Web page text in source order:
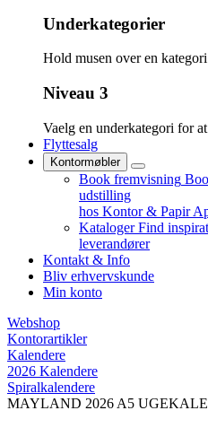
Underkategorier
Hold musen over en
Niveau 3
Vaelg en underkategori for
Flyttesalg
Kontormøbler
Book fremvisning
udstilling
hos Kontor & Papir
Kataloger Find
leverandører
Kontakt & Info
Bliv erhvervskunde
Min konto
Webshop
Kontorartikler
Kalendere
2026 Kalendere
Spiralkalendere
MAYLAND 2026 A5